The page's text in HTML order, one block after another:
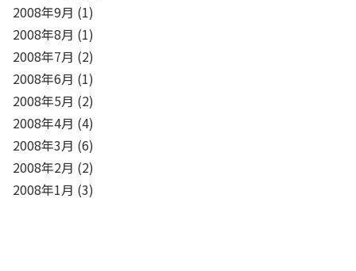
2008年9月 (1)
2008年8月 (1)
2008年7月 (2)
2008年6月 (1)
2008年5月 (2)
2008年4月 (4)
2008年3月 (6)
2008年2月 (2)
2008年1月 (3)